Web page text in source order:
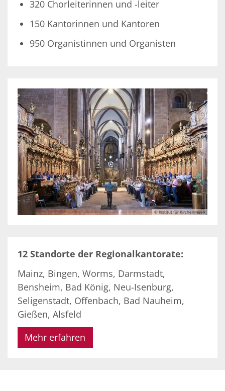
320 Chorleiterinnen und -leiter
150 Kantorinnen und Kantoren
950 Organistinnen und Organisten
© Institut für Kirchenmusik
12 Standorte der Regionalkantorate:
Mainz, Bingen, Worms, Darmstadt,
Bensheim, Bad König, Neu-Isenburg,
Seligenstadt, Offenbach, Bad Nauheim,
Gießen, Alsfeld
Mehr erfahren